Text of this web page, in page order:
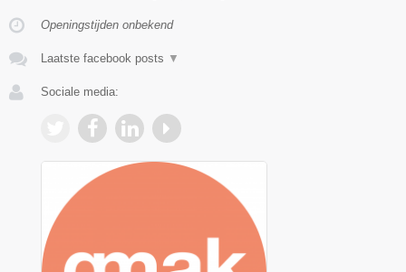
Openingstijden onbekend
Laatste facebook posts ▼
Sociale media: